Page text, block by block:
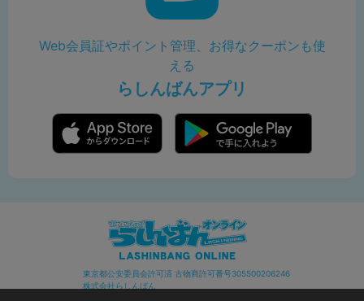
Web会員証やポイント管理、お得なクーポンも使
える
らしんばんアプリ
東京都公安委員会許可済 古物商許可番号305500206246
株式会社らしんばん